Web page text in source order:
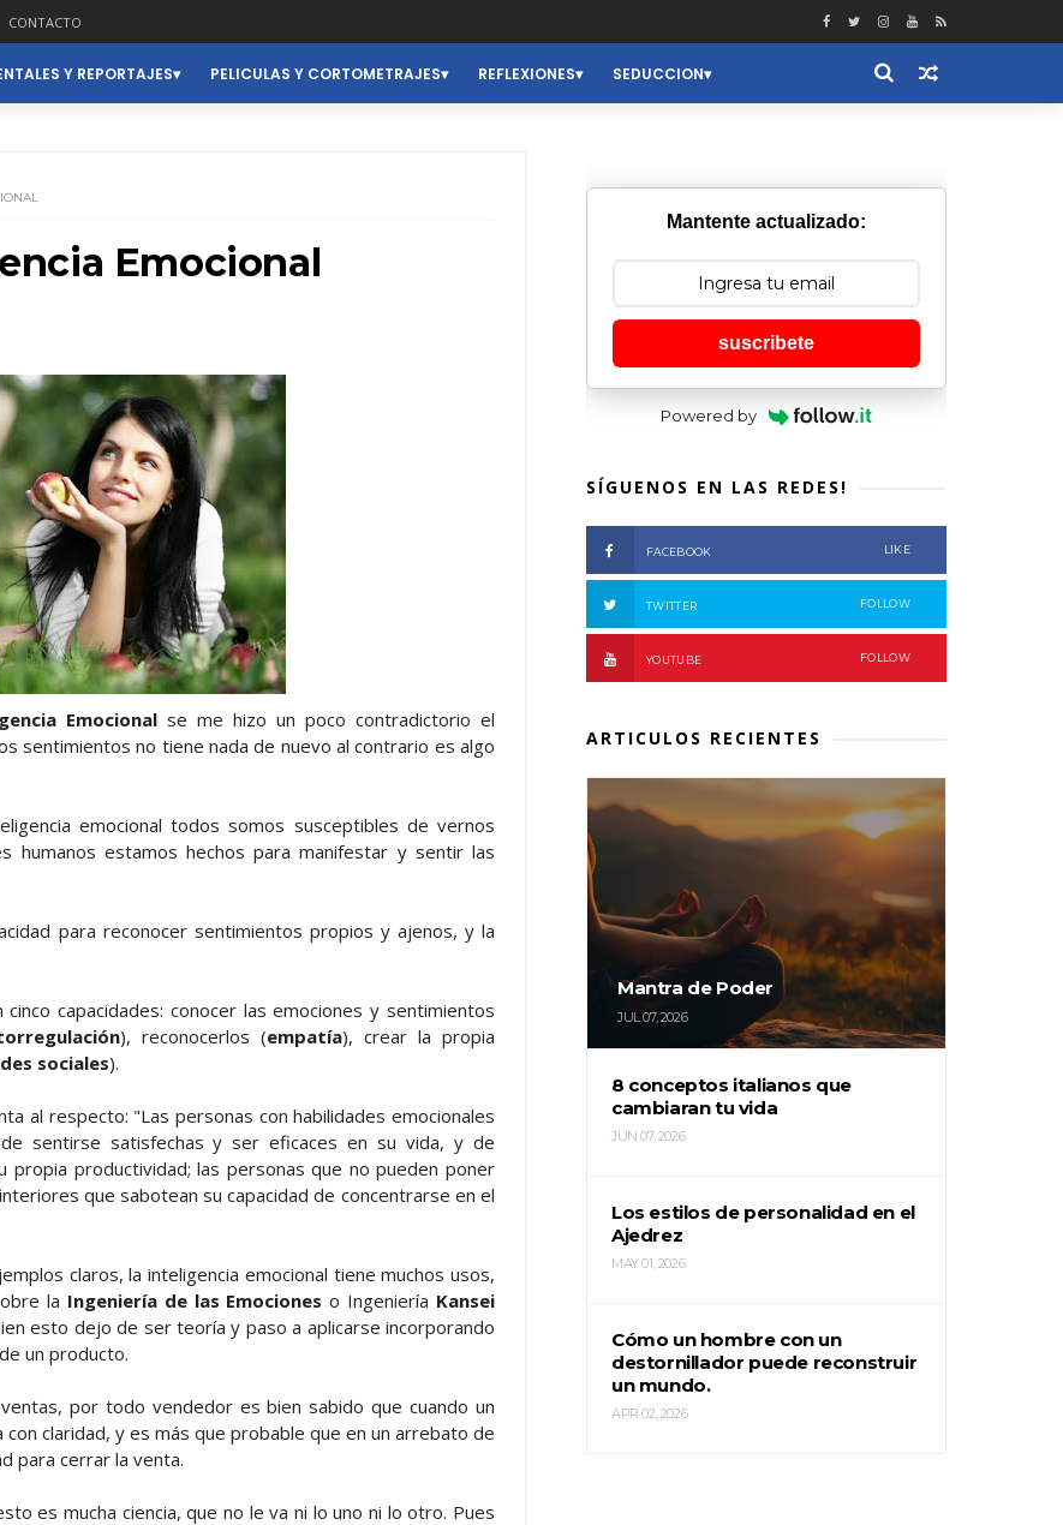
CONTACTO
Y REPORTAJES PELICULAS Y CORTOMETRAJES REFLEXIONES SEDUCCION
Emocional
Emocional se me hizo un poco contradictorio el
sentimientos no tiene nada de nuevo al contrario es algo
emocional todos somos susceptibles de vernos
humanos estamos hechos para manifestar y sentir las
para reconocer sentimientos propios y ajenos, y la
capacidades: conocer las emociones y sentimientos
), reconocerlos (empatía), crear la propia
sociales).
al respecto: "Las personas con habilidades emocionales
sentirse satisfechas y ser eficaces en su vida, y de
propia productividad; las personas que no pueden poner
que sabotean su capacidad de concentrarse en el
claros, la inteligencia emocional tiene muchos usos,
la Ingeniería de las Emociones o Ingeniería Kansei
esto dejo de ser teoría y paso a aplicarse incorporando
un producto.
por todo vendedor es bien sabido que cuando un
claridad, y es más que probable que en un arrebato de
para cerrar la venta.
es mucha ciencia, que no le va ni lo uno ni lo otro. Pues
Mantente actualizado:
suscribete
Powered by
SÍGUENOS EN LAS REDES!
FACEBOOK LIKE
TWITTER FOLLOW
YOUTUBE FOLLOW
ARTICULOS RECIENTES
Mantra de Poder
JUL 07, 2026
8 conceptos italianos que
cambiaran tu vida
JUN 07, 2026
Los estilos de personalidad en el
Ajedrez
MAY 01, 2026
Cómo un hombre con un
destornillador puede reconstruir
un mundo.
APR 02, 2026